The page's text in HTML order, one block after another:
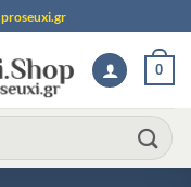
proseuxi.gr
0